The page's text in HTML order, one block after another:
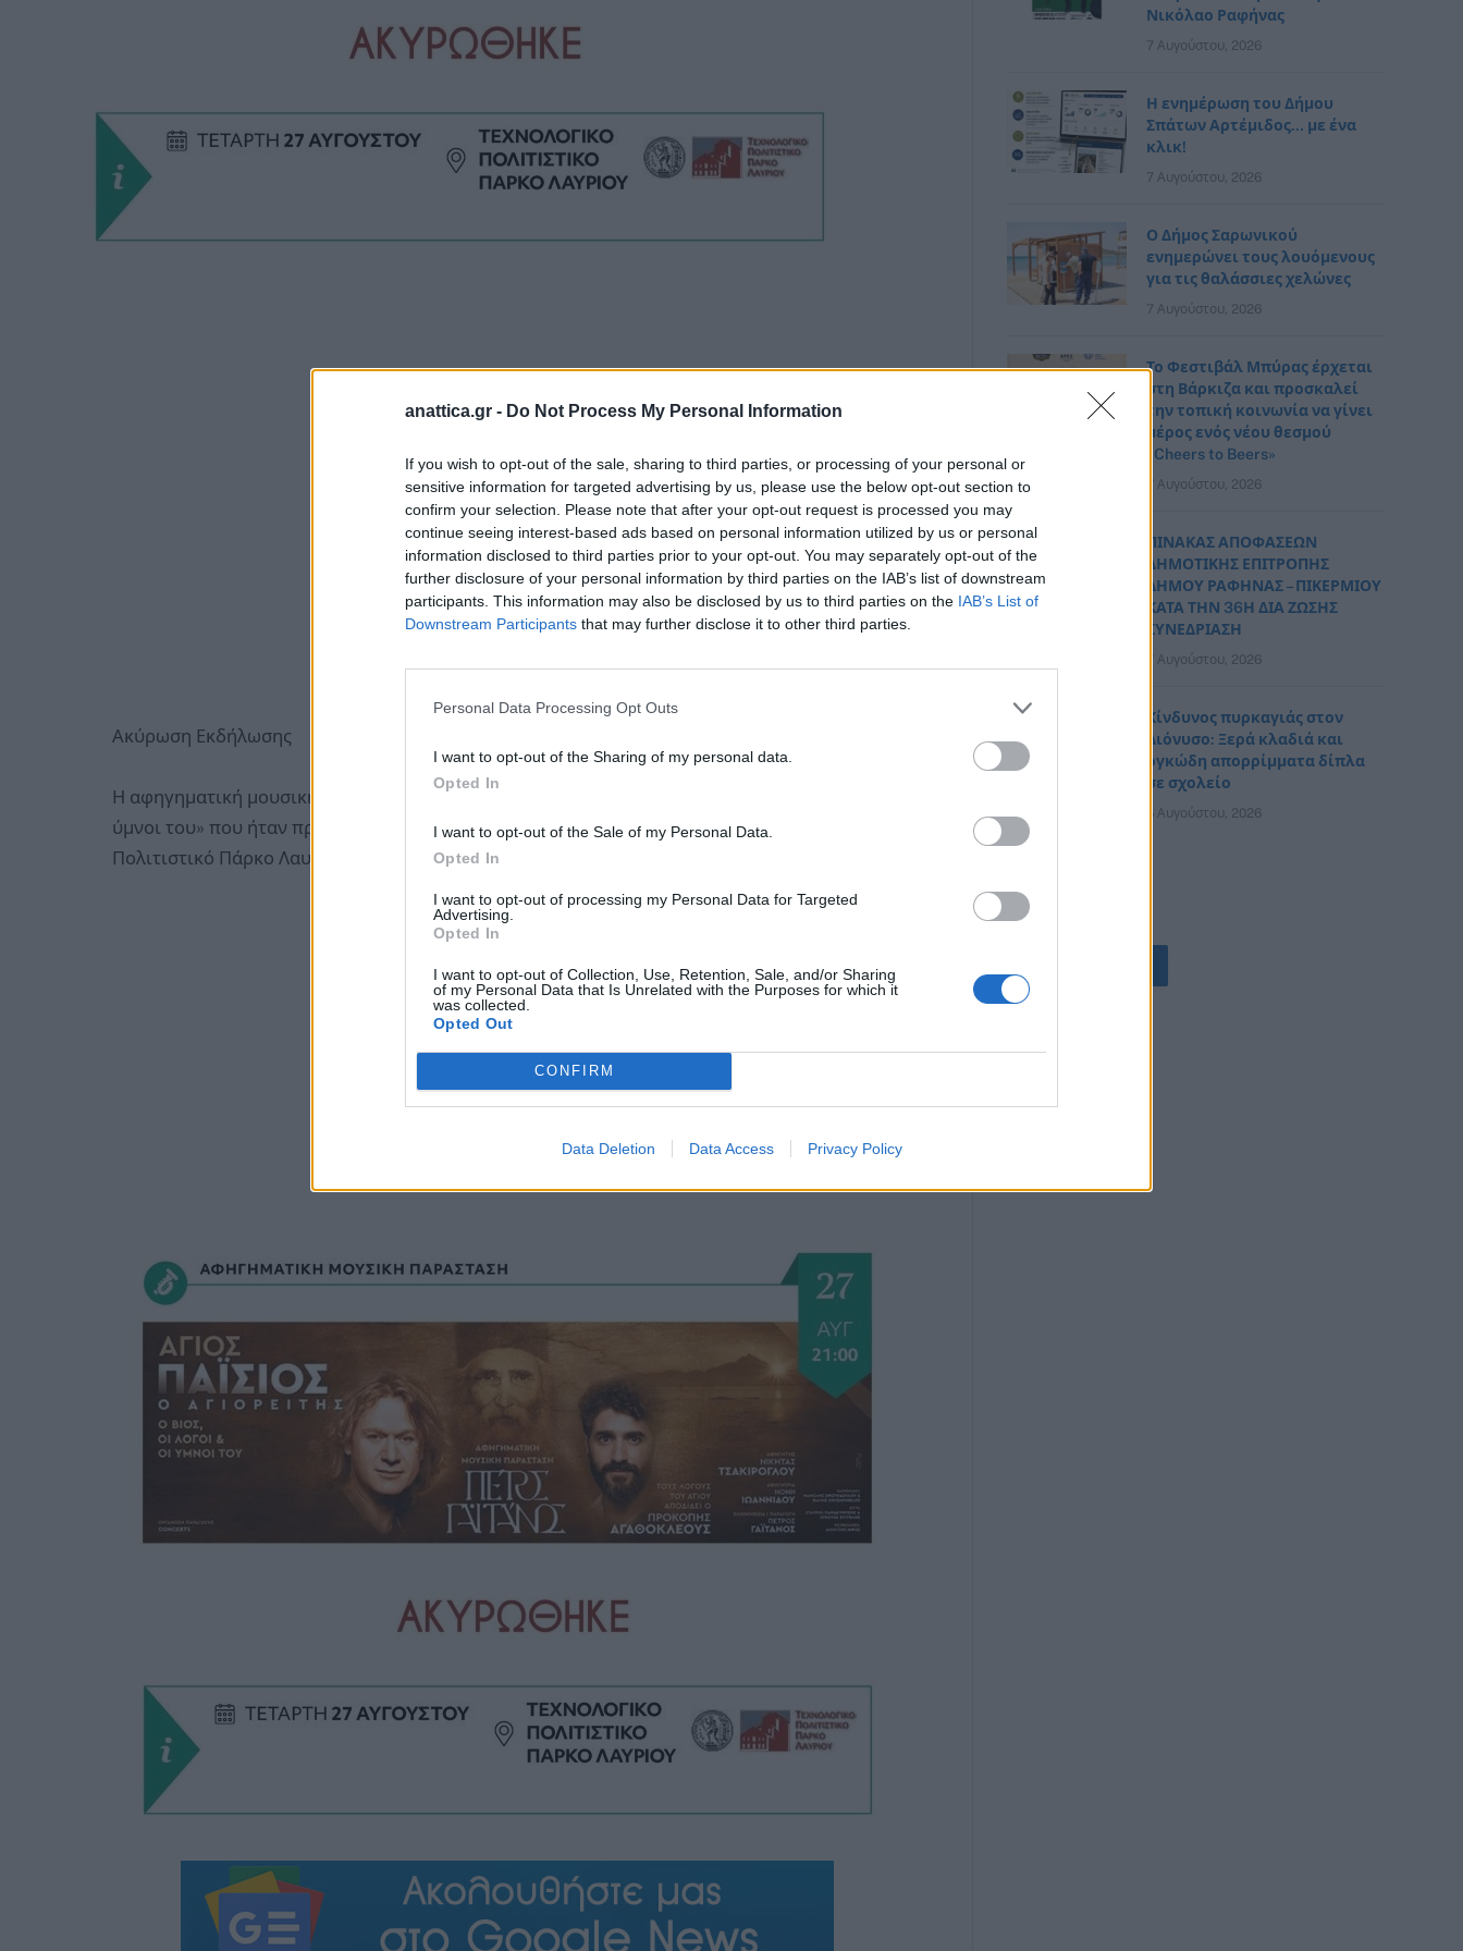
anattica.gr - Do Not Process My Personal Information
If you wish to opt-out of the sale, sharing to third parties, or processing of your personal or
sensitive information for targeted advertising by us, please use the below opt-out section to
confirm your selection. Please note that after your opt-out request is processed you may
continue seeing interest-based ads based on personal information utilized by us or personal
information disclosed to third parties prior to your opt-out. You may separately opt-out of the
further disclosure of your personal information by third parties on the IAB’s list of downstream
participants. This information may also be disclosed by us to third parties on the IAB’s List of
Downstream Participants that may further disclose it to other third parties.
Personal Data Processing Opt Outs
I want to opt-out of the Sharing of my personal data.
Opted In
I want to opt-out of the Sale of my Personal Data.
Opted In
I want to opt-out of processing my Personal Data for Targeted
Advertising.
Opted In
I want to opt-out of Collection, Use, Retention, Sale, and/or Sharing
of my Personal Data that Is Unrelated with the Purposes for which it
was collected.
Opted Out
CONFIRM
Data Deletion Data Access Privacy Policy
Ακύρωση Εκδήλωσης
Η αφηγηματική μουσική παράσταση «Άγιος Παΐσιος ο Αγιορείτης – Ο βίος, οι λόγοι & οι
ύμνοι του» που ήταν προγραμματισμένη για την Τετάρτη 27 Αυγούστου στο Τεχνολογικό
Πολιτιστικό Πάρκο Λαυρίου δεν θα πραγματοποιηθεί.
Νικόλαο Ραφήνας
7 Αυγούστου, 2026
Η ενημέρωση του Δήμου
Σπάτων Αρτέμιδος… με ένα
κλικ!
7 Αυγούστου, 2026
Ο Δήμος Σαρωνικού
ενημερώνει τους λουόμενους
για τις θαλάσσιες χελώνες
7 Αυγούστου, 2026
Το Φεστιβάλ Μπύρας έρχεται
στη Βάρκιζα και προσκαλεί
την τοπική κοινωνία να γίνει
μέρος ενός νέου θεσμού
«Cheers to Beers»
7 Αυγούστου, 2026
ΠΙΝΑΚΑΣ ΑΠΟΦΑΣΕΩΝ
ΔΗΜΟΤΙΚΗΣ ΕΠΙΤΡΟΠΗΣ
ΔΗΜΟΥ ΡΑΦΗΝΑΣ – ΠΙΚΕΡΜΙΟΥ
ΚΑΤΑ ΤΗΝ 36Η ΔΙΑ ΖΩΣΗΣ
ΣΥΝΕΔΡΙΑΣΗ
7 Αυγούστου, 2026
Κίνδυνος πυρκαγιάς στον
Διόνυσο: Ξερά κλαδιά και
ογκώδη απορρίμματα δίπλα
σε σχολείο
6 Αυγούστου, 2026